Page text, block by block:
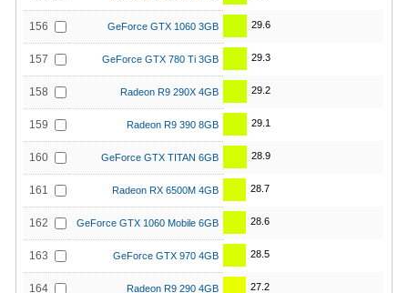
156 GeForce GTX 1060 3GB 29.6
157 GeForce GTX 780 Ti 3GB 29.3
158 Radeon R9 290X 4GB 29.2
159 Radeon R9 390 8GB 29.1
160 GeForce GTX TITAN 6GB 28.9
161 Radeon RX 6500M 4GB 28.7
162 GeForce GTX 1060 Mobile 6GB 28.6
163 GeForce GTX 970 4GB 28.5
164 Radeon R9 290 4GB 27.2